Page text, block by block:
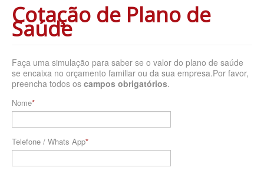
TOTAL MEDCARE PLANO DE SAÚDE FAMILIAR
TRASMONTANO PLANO DE SAÚDE FAMILIAR
ÚNICA PLANO DE SAÚDE FAMILIAR
UNIHOSP PLANO DE SAÚDE FAMILIAR
UNIMED GUARULHOS PLANO DE SAÚDE FAMILIAR
PLANO DE SAÚDE INFANTIL
AMIL PLANO DE SAÚDE INFANTIL
Cotação de Plano de
Saúde
Faça uma simulação para saber se o valor do plano de saúde
se encaixa no orçamento familiar ou da sua empresa.Por favor,
preencha todos os campos obrigatórios.
Nome
Telefone / Whats App